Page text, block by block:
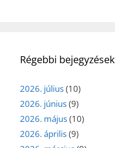
Régebbi bejegyzések
2026. július(10)
2026. június(9)
2026. május(10)
2026. április(9)